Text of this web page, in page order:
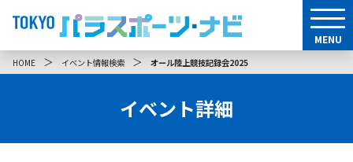
MENU
HOME ＞ イベント情報検索 ＞ オール陸上競技記録会2025
イベント詳細